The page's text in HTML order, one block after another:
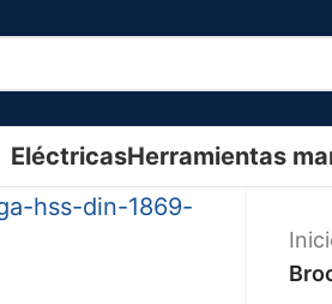
EléctricasHerramientas